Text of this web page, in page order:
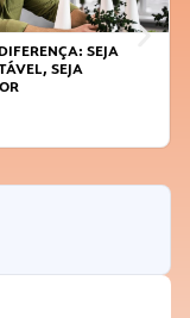
SEJA
SEJA